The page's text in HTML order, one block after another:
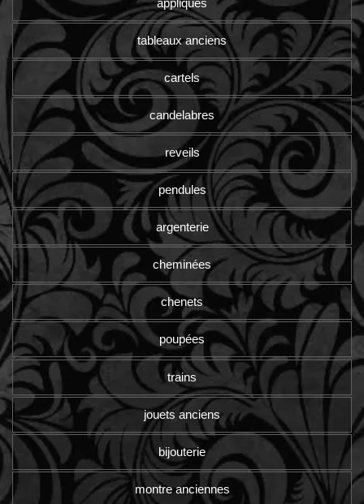
tableaux anciens
cartels
candelabres
reveils
pendules
argenterie
cheminées
chenets
poupées
trains
jouets anciens
bijouterie
montre anciennes